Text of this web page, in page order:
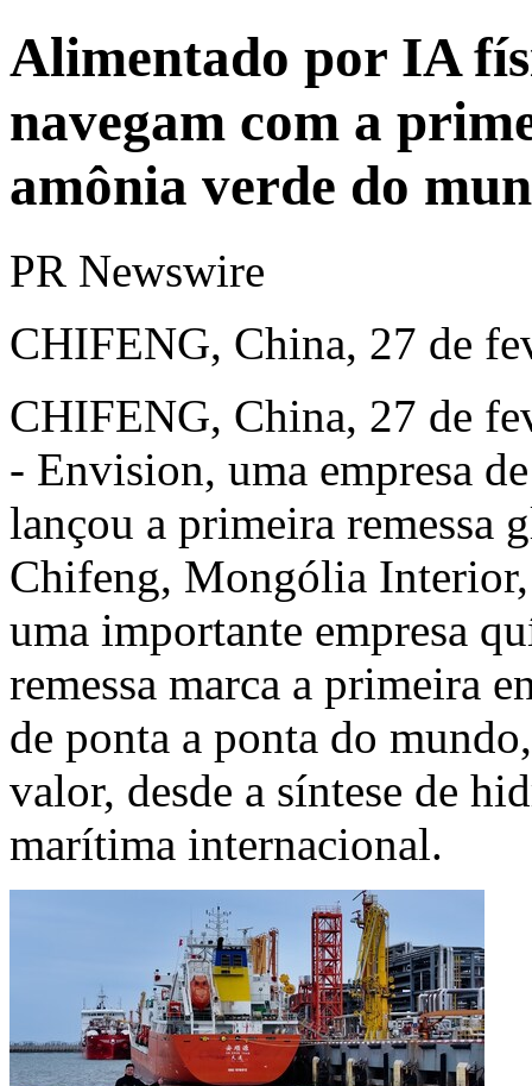
Alimentado por IA
navegam com a
amônia verde do
PR Newswire
CHIFENG, China, 27 de
CHIFENG, China, 27 de
- Envision, uma empresa
lançou a primeira remessa
Chifeng, Mongólia
uma importante empresa
remessa marca a primeira
de ponta a ponta do
valor, desde a síntese de
marítima internacional.